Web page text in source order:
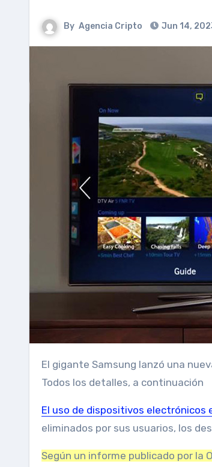
By Agencia Cripto Jun 14,
El gigante Samsung lanzó una nueva iniciativa para ampliar uno de sus programas más exitosos y sostenibles.
Todos los detalles, a continuación
El uso de dispositivos
eliminados por sus usuarios, los
Según un informe publicado por la